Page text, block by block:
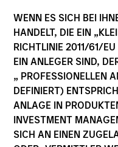
WENN ES SICH BEI
HANDELT, DIE EIN
RICHTLINIE 2011/61/
EIN ANLEGER SIND,
„ PROFESSIONELLEN
DEFINIERT)
ANLAGE IN
INVESTMENT
SICH AN EINEN
An
view, is an